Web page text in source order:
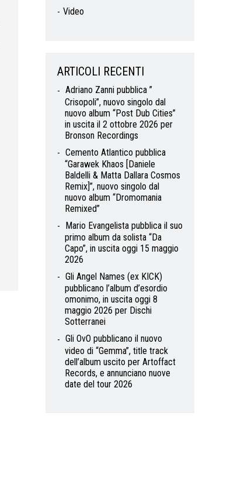
Video
ARTICOLI RECENTI
Adriano Zanni pubblica ”
Crisopoli”, nuovo singolo dal
nuovo album “Post Dub Cities”
in uscita il 2 ottobre 2026 per
Bronson Recordings
Cemento Atlantico pubblica
“Garawek Khaos [Daniele
Baldelli & Matta Dallara Cosmos
Remix]”, nuovo singolo dal
nuovo album “Dromomania
Remixed”
Mario Evangelista pubblica il suo
primo album da solista “Da
Capo”, in uscita oggi 15 maggio
2026
Gli Angel Names (ex KICK)
pubblicano l’album d’esordio
omonimo, in uscita oggi 8
maggio 2026 per Dischi
Sotterranei
Gli OvO pubblicano il nuovo
video di “Gemma”, title track
dell’album uscito per Artoffact
Records, e annunciano nuove
date del tour 2026